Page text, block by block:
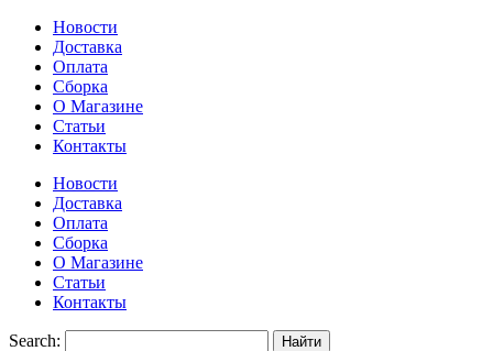
Новости
Доставка
Оплата
Сборка
О Магазине
Статьи
Контакты
Новости
Доставка
Оплата
Сборка
О Магазине
Статьи
Контакты
Search: Найти